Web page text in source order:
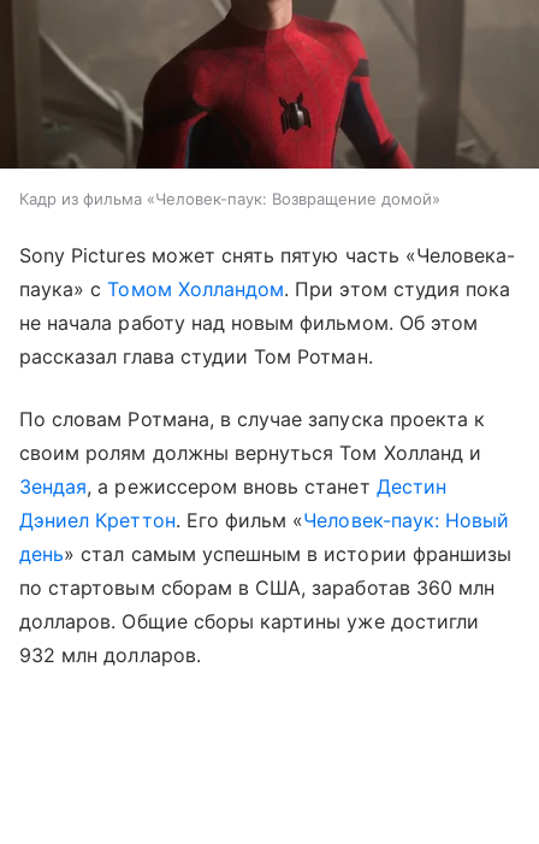
Кадр из фильма «Человек-паук: Возвращение домой»
Sony Pictures может снять пятую часть «Человека-
паука» сТомом Холландом. При этом студия пока
не начала работу над новым фильмом. Об этом
рассказал глава студии Том Ротман.
По словам Ротмана, в случае запуска проекта к
своим ролям должны вернуться Том Холланд и
Зендая, а режиссером вновь станет Дестин
Дэниел Креттон. Его фильм «Человек-паук: Новый
день» стал самым успешным в истории франшизы
по стартовым сборам в США, заработав 360 млн
долларов. Общие сборы картины уже достигли
932 млн долларов.